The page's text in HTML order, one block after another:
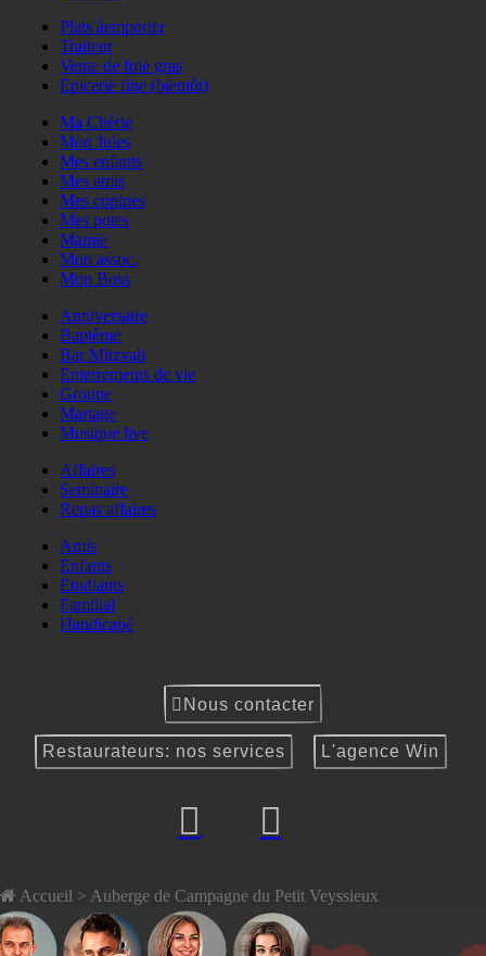
Plats àemporter
Traiteur
Vente de foie gras
Epicerie fine (bientôt)
Ma Chérie
Mon Jules
Mes enfants
Mes amis
Mes copines
Mes potes
Mamie
Mon assoc.
Mon Boss
Anniversaire
Baptême
Bar Mitzvah
Enterrements de vie
Groupe
Mariage
Musique live
Affaires
Seminaire
Repas affaires
Amis
Enfants
Etudiants
Familial
Handicapé
Nous contacter
Restaurateurs: nos services L'agence Win
Accueil > Auberge de Campagne du Petit Veyssieux